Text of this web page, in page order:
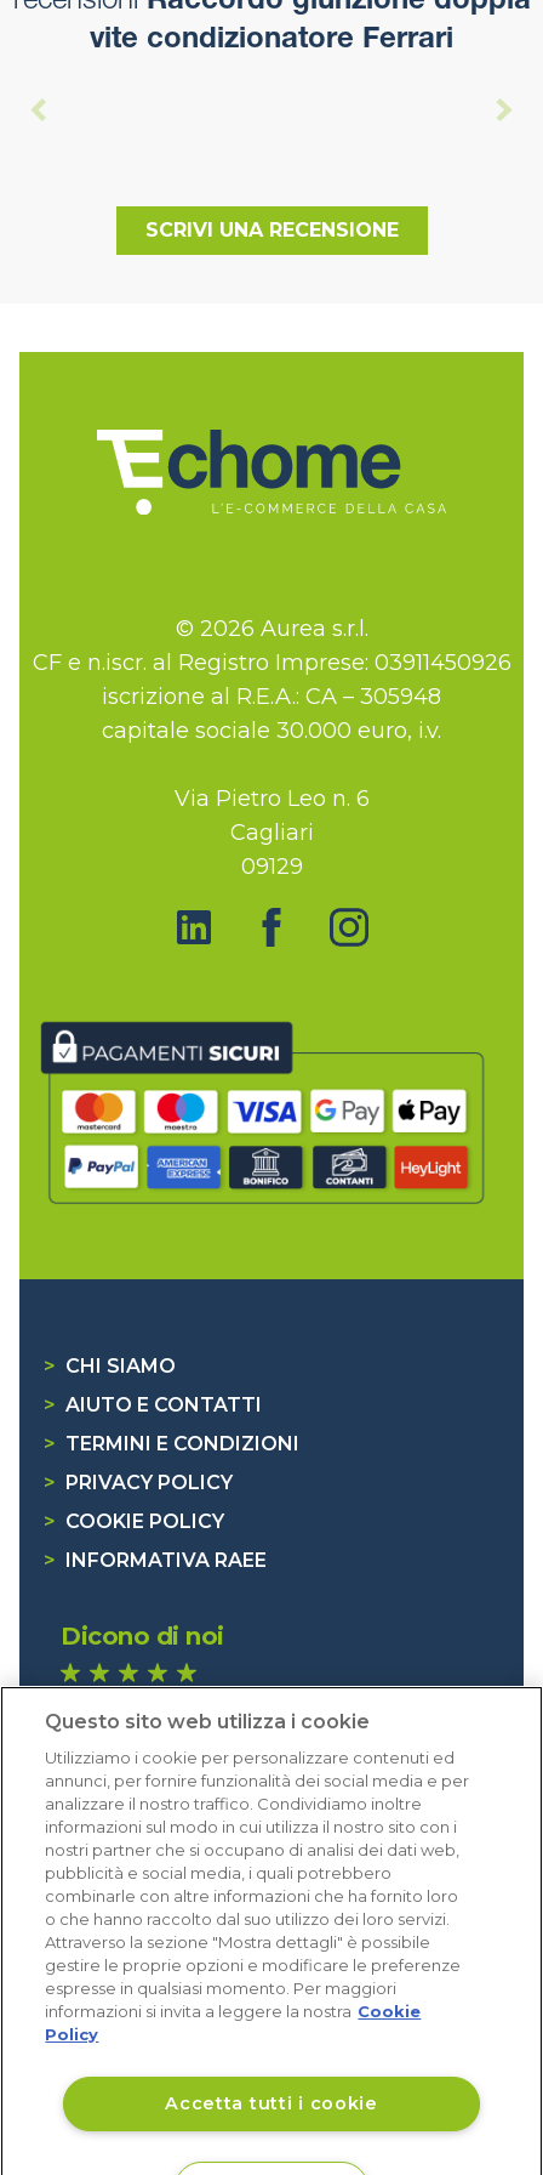
vite condizionatore Ferrari
SCRIVI UNA RECENSIONE
© 2026 Aurea s.r.l.
CF e n.iscr. al Registro Imprese: 03911450926
iscrizione al R.E.A.: CA – 305948
capitale sociale 30.000 euro, i.v.
Via Pietro Leo n. 6
Cagliari
09129
> CHI SIAMO
> AIUTO E CONTATTI
> TERMINI E CONDIZIONI
>
PRIVACY POLICY
> COOKIE POLICY
>
INFORMATIVA RAEE
Dicono di noi
Eccellente (4,8)
Acquisti verificati
Questo sito web utilizza i cookie
Utilizziamo i cookie per personalizzare contenuti ed
annunci, per fornire funzionalità dei social media e per
analizzare il nostro traffico. Condividiamo inoltre
informazioni sul modo in cui utilizza il nostro sito con i
nostri partner che si occupano di analisi dei dati web,
pubblicità e social media, i quali potrebbero
combinarle con altre informazioni che ha fornito loro
o che hanno raccolto dal suo utilizzo dei loro servizi.
Attraverso la sezione "Mostra dettagli" è possibile
gestire le proprie opzioni e modificare le preferenze
espresse in qualsiasi momento. Per maggiori
informazioni si invita a leggere la nostra Cookie
Policy
Accetta tutti i cookie